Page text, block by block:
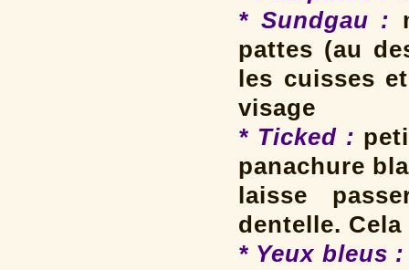
* Sundgau :
pattes (au
les cuisses
visage
* Ticked :
panachure
laisse
dentelle.
* Yeux bleus :